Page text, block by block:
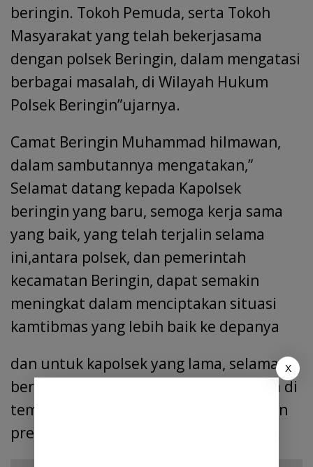
beringin. Tokoh Pemuda, serta Tokoh
Masyarakat yang telah bekerjasama
dengan polsek Beringin, dalam mengatasi
berbagai masalah, di Wilayah Hukum
Polsek Beringin”ujarnya.
Camat Beringin Muhammad hilmawan,
dalam sambutannya mengatakan,”
Selamat datang kepada Kapolsek
beringin yang baru, semoga kerja sama
yang baik, yang telah terjalin selama
ini,antara polsek, dan pemerintah
kecamatan Beringin, dapat semakin
meningkat dalam menciptakan situasi
kamtibmas yang lebih baik ke depanya
dan untuk kapolsek yang lama, selamat
bertugas di tempat yang baru, semoga di
tempat yang baru, dapat meningkatkan
prestasinya dalam menjalankan tugas.
X